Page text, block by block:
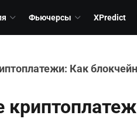
Фьючерсы XPredict
Как